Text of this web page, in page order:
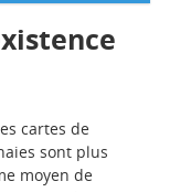
cartes de
sont plus
moyen de